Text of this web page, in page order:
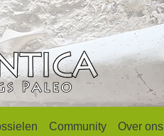
Community Over ons